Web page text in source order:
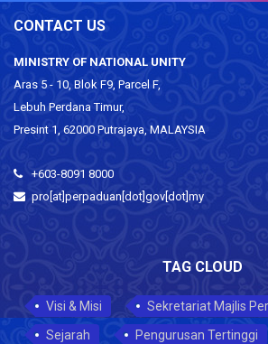
CONTACT US
MINISTRY OF NATIONAL UNITY
Aras 5 - 10, Blok F9, Parcel F,
Lebuh Perdana Timur,
Presint 1, 62000 Putrajaya, MALAYSIA
+603-8091 8000
pro[at]perpaduan[dot]gov[dot]my
TAG CLOUD
Visi & Misi
Sekretariat Majlis
Sejarah
Pengurusan Tertinggi